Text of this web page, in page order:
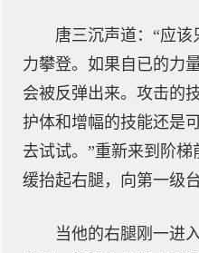
唐三沉声道：“应
力攀登。如果自已的力
会被反弹出来。攻击的
护体和增幅的技能还是
去试试。”重新来到阶
缓抬起右腿，向第一级
当他的右腿刚一进